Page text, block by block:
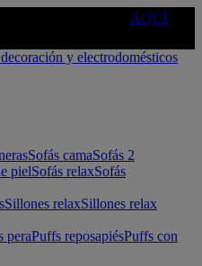
AQUÍ
Sofás camaSofás 2
pielSofás relaxSofás
Sillones relaxSillones relax
peraPuffs reposapiésPuffs con